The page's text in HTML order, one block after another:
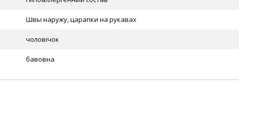
Швы наружу, царапки на рукавах
чоловічок
бавовна